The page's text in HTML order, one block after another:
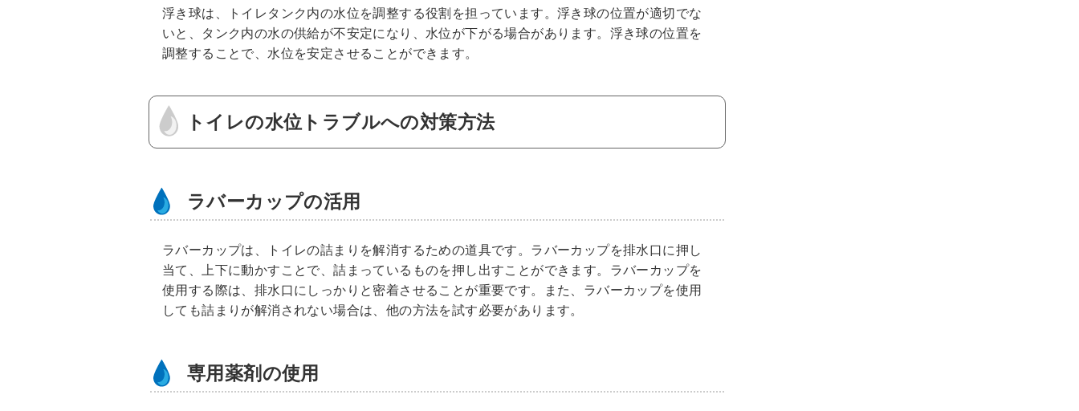
浮き球は、トイレタンク内の水位を調整する役割を担っています。浮き球の位置が適切でな
いと、タンク内の水の供給が不安定になり、水位が下がる場合があります。浮き球の位置を
調整することで、水位を安定させることができます。
トイレの水位トラブルへの対策方法
ラバーカップの活用
ラバーカップは、トイレの詰まりを解消するための道具です。ラバーカップを排水口に押し
当て、上下に動かすことで、詰まっているものを押し出すことができます。ラバーカップを
使用する際は、排水口にしっかりと密着させることが重要です。また、ラバーカップを使用
しても詰まりが解消されない場合は、他の方法を試す必要があります。
専用薬剤の使用